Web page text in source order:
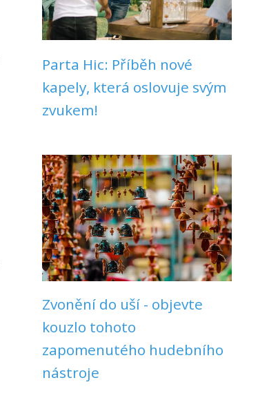
Parta Hic: Příběh nové
kapely, která oslovuje svým
zvukem!
Zvonění do uší - objevte
kouzlo tohoto
zapomenutého hudebního
nástroje